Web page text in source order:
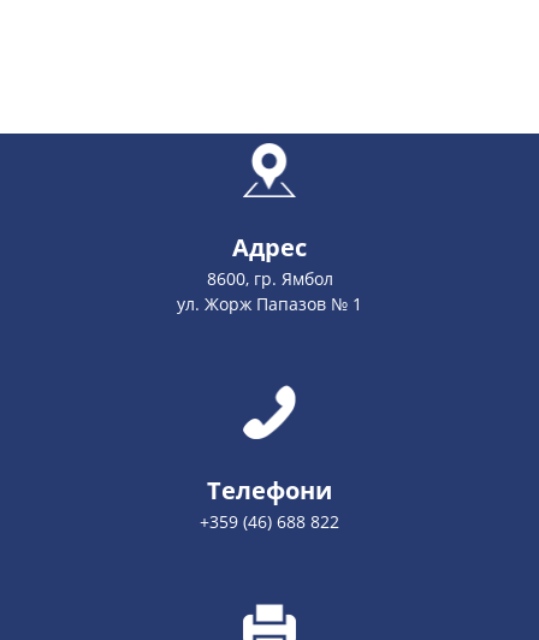
Адрес
8600, гр. Ямбол
ул. Жорж Папазов № 1
Телефони
+359 (46) 688 822